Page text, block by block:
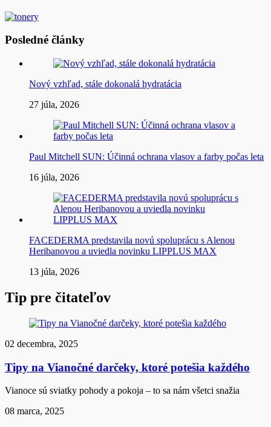
Posledné články
Nový vzhľad, stále dokonalá hydratácia
27 júla, 2026
Paul Mitchell SUN: Účinná ochrana vlasov a farby počas leta
16 júla, 2026
FACEDERMA predstavila novú spoluprácu s Alenou
Heribanovou a uviedla novinku LIPPLUS MAX
13 júla, 2026
Tip pre čitateľov
02 decembra, 2025
Tipy na Vianočné darčeky, ktoré potešia každého
Vianoce sú sviatky pohody a pokoja – to sa nám všetci snažia
08 marca, 2025